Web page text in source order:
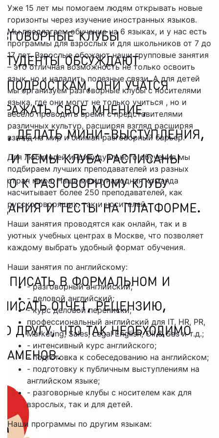
Уже 15 лет мы помогаем людям открывать новые
горизонты через изучение иностранных языков.
Мы предлагаем обучение на 6 языках, и у нас есть
программы для взрослых и для школьников от 7 до
17 лет. Взрослые обожают наши групповые занятия
– это отличная возможность не только освоить
язык, но и наладить полезные связи. А для детей
мы организуем разговорные клубы с носителями
языка, где они могут не только учиться , но и
весело проводить время с представителями
различных культур, расширяя взгляд расширяя
взгляд на мир и снимая разговорный барьер.
Для любителей индивидуального обучения мы
подбираем лучших преподавателей из разных
стран мира. Наша международная команда
насчитывает более 250 преподавателей, как
русскоговорящих, так и носителей.
Наши занятия проводятся как онлайн, так и в
уютных учебных центрах в Москве, что позволяет
каждому выбрать удобный формат обучения.
Наши занятия по английскому:
- разговорный английский;
- деловой английский;
- курс деловой переписки;
профессиональный английский для IT, HR, PR,
Marketing, Sales, Legal English, Oil & Gas и т.д.;
- интенсивный курс английского;
- подготовка к собеседованию на английском;
- подготовку к публичным выступлениям на
английском языке;
- разговорные клубы с носителем как для
взрослых, так и для детей.
Наши программы по другим языкам: